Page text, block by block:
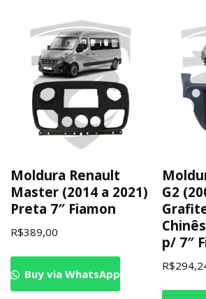
Moldura Renault
Master (2014 a 2021)
Preta 7″ Fiamon
R$389,00
Buy via WhatsApp
G2
p/ 7″
R$